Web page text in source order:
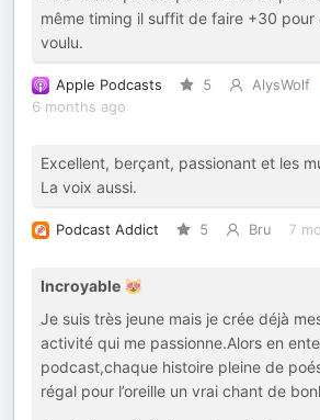
même timing il suffit de faire +30 pour
voulu.
Apple Podcasts 5 AlysWolf
6 months ago
Excellent, berçant, passionant et les
La voix aussi.
Podcast Addict 5 Bru 7
Incroyable 😻
Je suis très jeune mais je crée déjà
activité qui me passionne.Alors en
podcast,chaque histoire pleine de
régal pour l’oreille un vrai chant de